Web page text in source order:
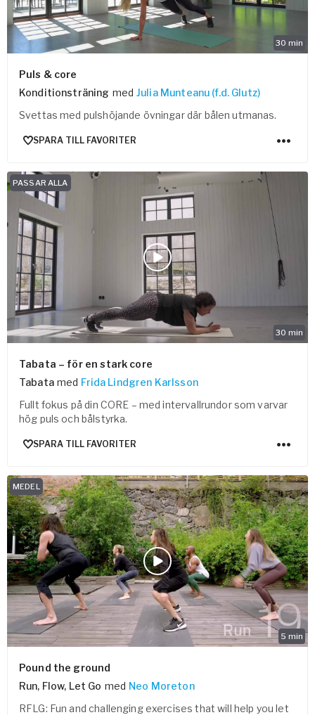
30 min
Puls & core
Konditionsträning med Julia Munteanu (f.d. Glutz)
Svettas med pulshöjande övningar där bålen utmanas.
SPARA TILL FAVORITER
30 min
PASSAR ALLA
Tabata – för en stark core
Tabata med Frida Lindgren Karlsson
Fullt fokus på din CORE – med intervallrundor som varvar
hög puls och bålstyrka.
SPARA TILL FAVORITER
5 min
MEDEL
Pound the ground
Run, Flow, Let Go med Neo Moreton
RFLG: Fun and challenging exercises that will help you let